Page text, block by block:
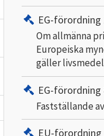
EG-förordning
Om allmänna
Europeiska
gäller
EG-förordning
Fastställande
EU-förordning